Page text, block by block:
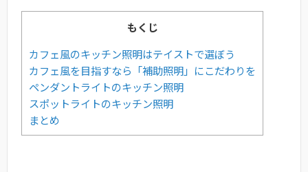
もくじ
カフェ風のキッチン照明はテイストで選ぼう
カフェ風を目指すなら「補助照明」にこだわりを
ペンダントライトのキッチン照明
スポットライトのキッチン照明
まとめ